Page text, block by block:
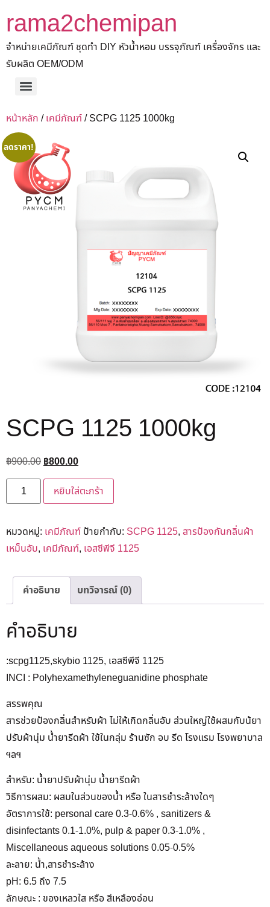
rama2chemipan
จำหน่ายเคมีภัณฑ์ ชุดทำ DIY หัวน้ำหอม บรรจุภัณฑ์ เครื่องจักร และ
รับผลิต OEM/ODM
หน้าหลัก /เคมีภัณฑ์/ SCPG 1125 1000kg
ลดราคา!
SCPG 1125 1000kg
฿900.00฿800.00
หยิบใส่ตะกร้า
หมวดหมู่: เคมีภัณฑ์ ป้ายกำกับ: SCPG 1125, สารป้องกันกลิ่นผ้า
เหม็นอับ, เคมีภัณฑ์, เอสซีพีจี 1125
คำอธิบาย บทวิจารณ์ (0)
คำอธิบาย
:scpg1125,skybio 1125, เอสซีพีจี 1125
INCI : Polyhexamethyleneguanidine phosphate
สรรพคุณ
สารช่วยป้องกลิ่นสำหรับผ้า ไม่ให้เกิดกลิ่นอับ ส่วนใหญ่ใช้ผสมกับน้ยา
ปรับผ้านุ่ม น้ำยารีดผ้า ใช้ในกลุ่ม ร้านซัก อบ รีด โรงแรม โรงพยาบาล
ฯลฯ
สำหรับ: น้ำยาปรับผ้านุ่ม น้ำยารีดผ้า
วิธีการผสม: ผสมในส่วนของน้ำ หรือ ในสารชำระล้างใดๆ
อัตราการใช้: personal care 0.3-0.6% , sanitizers &
disinfectants 0.1-1.0%, pulp & paper 0.3-1.0% ,
Miscellaneous aqueous solutions 0.05-0.5%
ละลาย: น้ำ,สารชำระล้าง
pH: 6.5 ถึง 7.5
ลักษณะ : ของเหลวใส หรือ สีเหลืองอ่อน